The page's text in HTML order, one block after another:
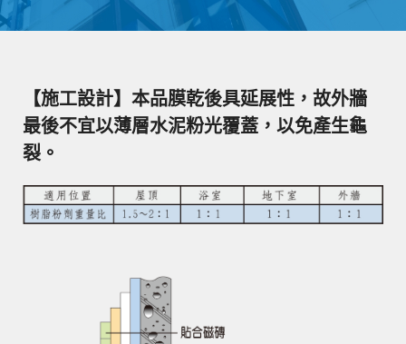
【施工設計】本品膜乾後具延展性，故外牆
最後不宜以薄層水泥粉光覆蓋，以免產生龜
裂。